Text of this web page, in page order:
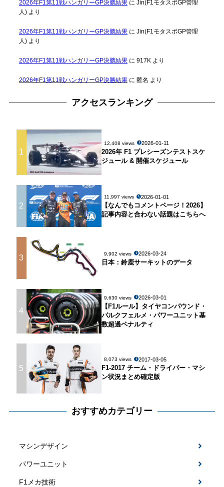
2026年F1第11戦ハンガリーGP決勝結果に Jin(F1モタスポGP管理
人)より
2026年F1第11戦ハンガリーGP決勝結果に Jin(F1モタスポGP管理
人)より
2026年F1第11戦ハンガリーGP決勝結果に 917Kより
2026年F1第11戦ハンガリーGP決勝結果に 匿名 より
アクセスランキング
1
12,408 views 2026-01-11
2026年 F1 プレシーズンテストスケ
ジュール & 開催スケジュール
2
11,997 views 2026-01-01
【なんでもコメントページ！2026】
記事内容と合わない話題はこちらへ
3 9,902 views 2026-03-24
日本：鈴鹿サーキットのデータ
4
9,630 views 2026-03-01
【F1ルール】タイヤコンパウンド・
パルクフェルメ・パワーユニット基
数超過ペナルティ
5
8,073 views 2017-03-05
F1-2017 チーム・ドライバー・マシ
ン状況まとめ確定版
おすすめカテゴリー
マシンデザイン
パワーユニット
F1メカ技術